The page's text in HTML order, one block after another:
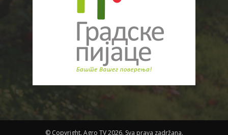
© Copyright. Agro TV 2026. Sva prava zadržana.